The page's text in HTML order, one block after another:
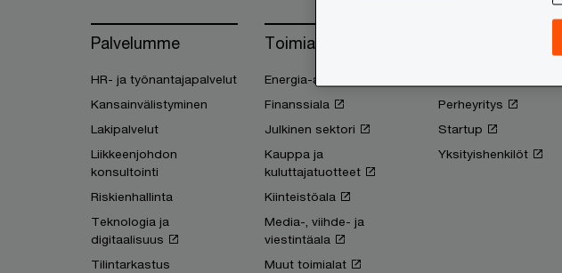
Palvelumme
HR- ja työnantajapalvelut
Kansainvälistyminen
Lakipalvelut
Liikkeenjohdon
konsultointi
Riskienhallinta
Teknologia ja
digitaalisuus
Tilintarkastus
Toimialasi
Energia-ala
Finanssiala
Julkinen sektori
Kauppa ja
kuluttajatuotteet
Kiinteistöala
Media-, viihde- ja
viestintäala
Muut toimialat
Perheyritys
Startup
Yksityishenkilöt